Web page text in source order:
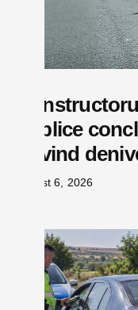
publice
privind
august 6, 2026